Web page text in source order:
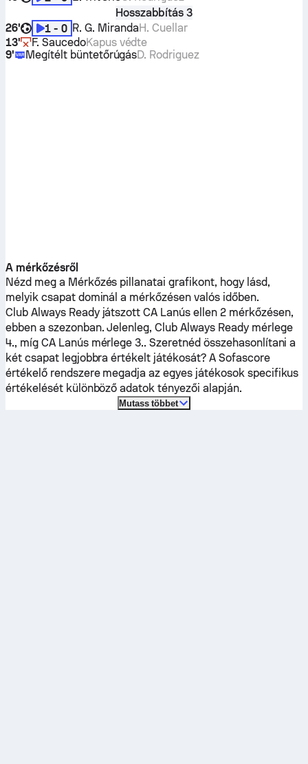
Hosszabbítás 3
26'
1 - 0 R. G. MirandaH. Cuellar
13'
F. SaucedoKapus védte
9'
Megítélt büntetőrúgásD. Rodriguez
A mérkőzésről
Nézd meg a Mérkőzés pillanatai grafikont, hogy lásd,
melyik csapat dominál a mérkőzésen valós időben.
Club Always ReadyjátszottCA Lanús ellen 2 mérkőzésen,
ebben a szezonban. Jelenleg,Club Always Readymérlege
4., míg CA Lanúsmérlege 3.. Szeretnéd összehasonlítani a
két csapat legjobbra értékelt játékosát? A Sofascore
értékelő rendszere megadja az egyes játékosok specifikus
értékelését különböző adatok tényezői alapján.
Mutass többet